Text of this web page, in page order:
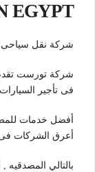
EGYPT
شركة نقل سياحى -
شركة تورست تقدم
فى تأجير السيارات 01100092199,و بالتالي وأيضا تقدم
أفضل خدمات
أعرق الشركات
بالتالي المصدقيه ,